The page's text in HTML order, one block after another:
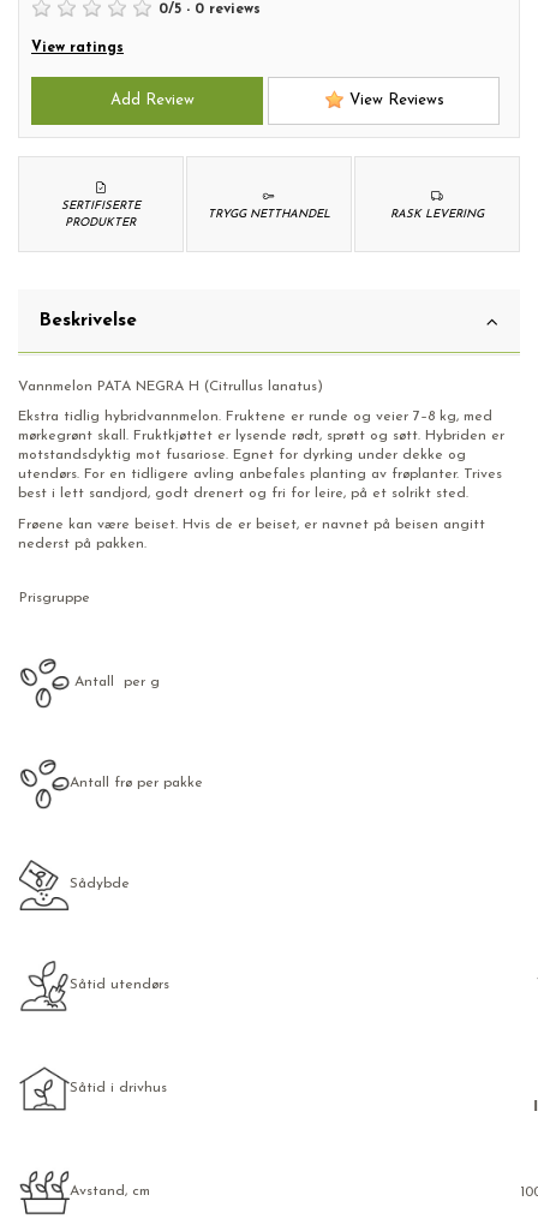
0/5 - 0 reviews
View ratings
Add Review View Reviews
RASK LEVERING
TRYGG NETTHANDEL
SERTIFISERTE
PRODUKTER
Beskrivelse
Vannmelon PATA NEGRA H (Citrullus lanatus)
Ekstra tidlig hybridvannmelon. Fruktene er runde og veier 7–8 kg, med
mørkegrønt skall. Fruktkjøttet er lysende rødt, sprøtt og søtt. Hybriden er
motstandsdyktig mot fusariose. Egnet for dyrking under dekke og
utendørs. For en tidligere avling anbefales planting av frøplanter. Trives
best i lett sandjord, godt drenert og fri for leire, på et solrikt sted.
Frøene kan være beiset. Hvis de er beiset, er navnet på beisen angitt
nederst på pakken.
Prisgruppe
Antall per g
Antall frø per pakke
Sådybde
Såtid utendørs
Såtid i drivhus
Avstand, cm